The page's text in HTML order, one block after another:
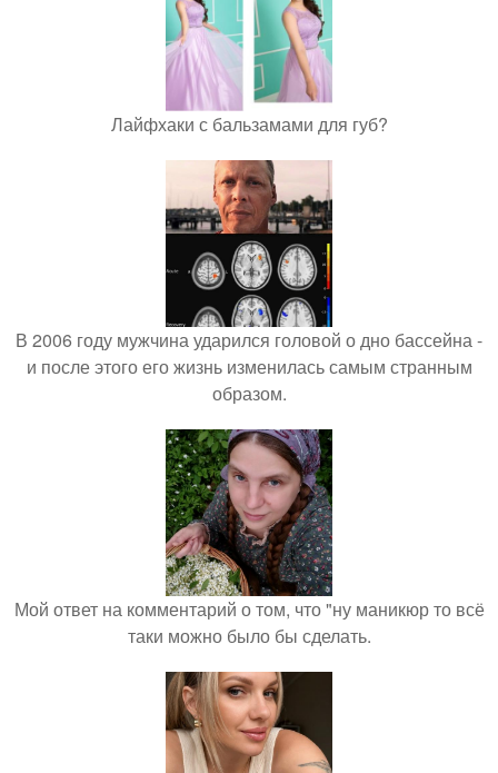
Лайфхаки с бальзамами для губ?
В 2006 году мужчина ударился головой о дно бассейна -
и после этого его жизнь изменилась самым странным
образом.
Мой ответ на комментарий о том, что "ну маникюр то всё
таки можно было бы сделать.